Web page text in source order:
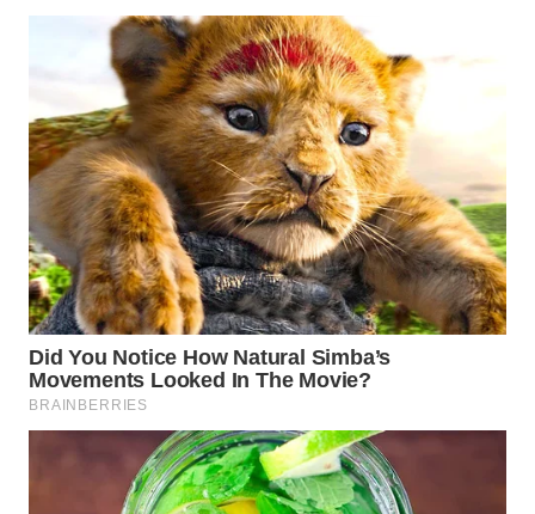
WN
MANDALIKA
WN
LIKUPANG
WN
LABUANBAJO
WN
BORNEO
Wahana